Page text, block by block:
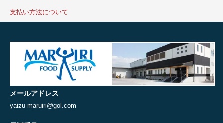
支払い方法について
メールアドレス
yaizu-maruiri@gol.com